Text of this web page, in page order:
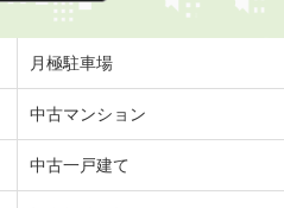
月極駐車場
中古マンション
中古一戸建て